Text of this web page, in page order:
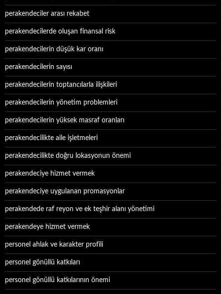
perakendeciler arası rekabet
perakendecilerde oluşan finansal risk
perakendecilerin düşük kar oranı
perakendecilerin sayısı
perakendecilerin toptancılarla ilişkileri
perakendecilerin yönetim problemleri
perakendecilerin yüksek masraf oranları
perakendecilikte aile işletmeleri
perakendecilikte doğru lokasyonun önemi
perakendeciye hizmet vermek
perakendeciye uygulanan promasyonlar
perakendede raf reyon ve ek teşhir alanı yönetimi
perakendeye hizmet vermek
personel ahlak ve karakter profili
personel gönüllü katkıları
personel gönüllü katkılarının önemi